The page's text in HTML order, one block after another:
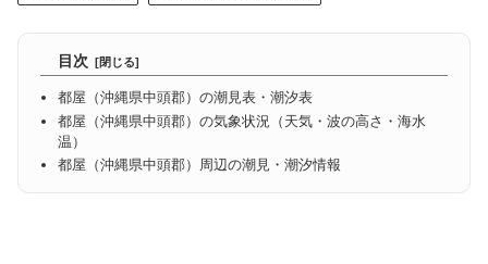
目次
都屋（沖縄県中頭郡）の潮見表・潮汐表
都屋（沖縄県中頭郡）の気象状況（天気・波の高さ・海水
温）
都屋（沖縄県中頭郡）周辺の潮見・潮汐情報